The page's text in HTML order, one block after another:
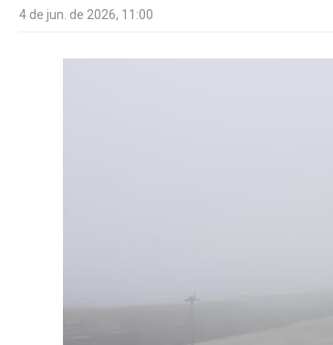
4 de jun. de 2026, 11:00